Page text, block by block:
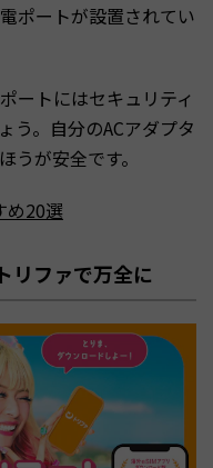
ポートが設置されてい
ートにはセキュリティ
う。自分のACアダプタ
うが安全です。
め20選
リファで万全に